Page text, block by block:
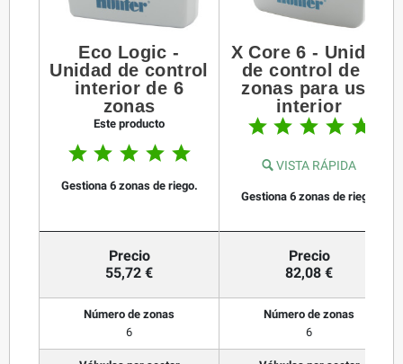
Eco Logic -
Unidad de control
interior de 6
zonas
Este producto
    
Gestiona 6 zonas de riego.
X Core 6 - Unidad
de control de 6
zonas para uso
interior
    
VISTA RÁPIDA
Gestiona 6 zonas de riego.
Precio
55,72 €
Precio
82,08 €
Número de zonas
6
Número de zonas
6